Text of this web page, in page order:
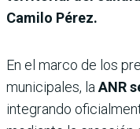
Camilo Pérez.
En el marco de los
municipales, la ANR
integrando